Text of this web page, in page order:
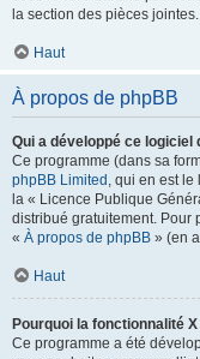
la section des pièces jointes.
Haut
À propos de phpBB
Qui a développé ce
Ce programme (dans sa
phpBB Limited , qui en est
la « Licence Publique
distribué gratuitement. Pour
« À propos de phpBB » (en
Haut
Pourquoi la fonctionnalité
Ce programme a été